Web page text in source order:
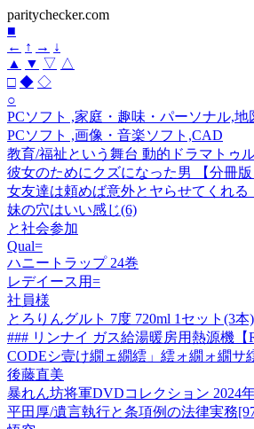
paritychecker.com
■
← ↑ → ↓
▲
▼ ▽ △
□ ◆ ◇
○
PCソフト ,家庭・趣味・パーソナル,
PCソフト ,画像・音楽ソフト,CAD
教育/福祉という舞台 動的ドラマトゥ
彼女のためにクズになった男 【分冊版
女友達は頼めば意外とヤらせてくれる
妹の穴はいい感じ(6)
と社会参加
Qual=
ハニートラップ 24巻
レデイース用=
社員様
とろりんグルト 7度 720ml 1セット(3
### リンナイ ガス給湯暖房用熱源機【
CODEシ壹け繝ェ繝繧」繧ォ繝ォ繝サ
後藤直美
暴れん坊将軍DVDコレクション 2024
平田厚/遺言執行と条項例の法律実務